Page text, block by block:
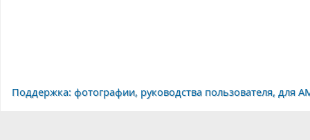
Поддержка: фотографии, руководства пользователя, для